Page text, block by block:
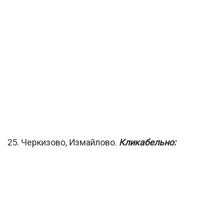
25. Черкизово, Измайлово. Кликабельно: